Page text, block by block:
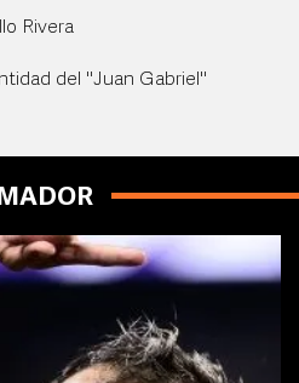
Rivera
del "Juan Gabriel"